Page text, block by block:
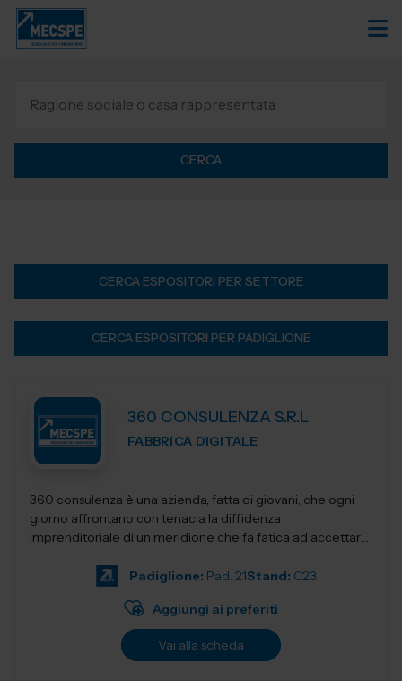
CERCA
CERCA ESPOSITORI PER SETTORE
CERCA ESPOSITORI PER PADIGLIONE
360 CONSULENZA S.R.L
FABBRICA DIGITALE
360 consulenza è una azienda, fatta di giovani, che ogni
giorno affrontano con tenacia la diffidenza
imprenditoriale di un meridione che fa fatica ad accettare
Padiglione: Pad. 21Stand: C23
Aggiungi ai preferiti
Vai alla scheda